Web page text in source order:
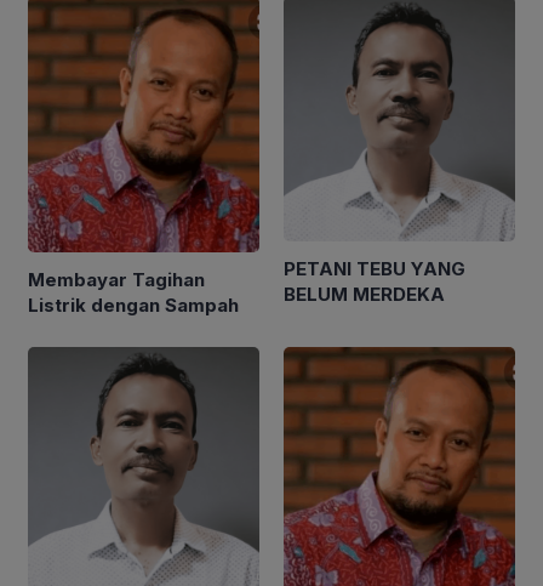
Membayar Tagihan
Listrik dengan Sampah
PETANI TEBU YANG
BELUM MERDEKA